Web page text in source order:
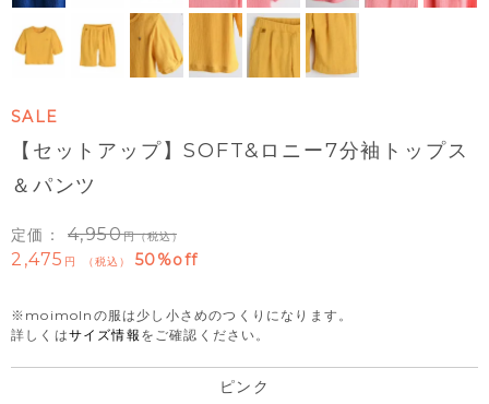
SALE
【セットアップ】SOFT&ロニー7分袖トップス
＆パンツ
定価： 4,950 （税込）
2,475 税込 50%off
※moimolnの服は少し小さめのつくりになります。
詳しくはサイズ情報 をご確認ください。
ピンク